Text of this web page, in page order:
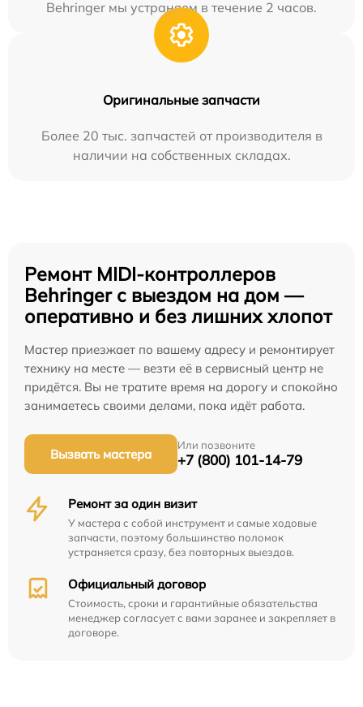
Behringer мы устраняем в течение 2 часов.
Оригинальные запчасти
Более 20 тыс. запчастей от производителя в
наличии на собственных складах.
Ремонт MIDI-контроллеров
Behringer с выездом на дом —
оперативно и без лишних хлопот
Мастер приезжает по вашему адресу и ремонтирует
технику на месте — везти её в сервисный центр не
придётся. Вы не тратите время на дорогу и спокойно
занимаетесь своими делами, пока идёт работа.
Вызвать мастера
Или позвоните
+7 (800) 101-14-79
Ремонт за один визит
У мастера с собой инструмент и самые ходовые
запчасти, поэтому большинство поломок
устраняется сразу, без повторных выездов.
Официальный договор
Стоимость, сроки и гарантийные обязательства
менеджер согласует с вами заранее и закрепляет в
договоре.